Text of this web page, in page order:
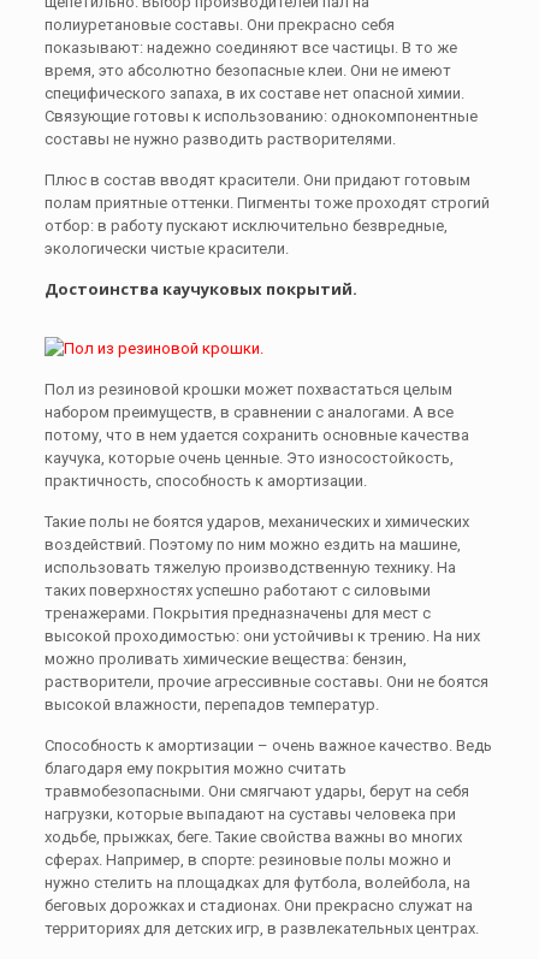
полиуретановые составы. Они прекрасно себя
показывают: надежно соединяют все частицы. В то же
время, это абсолютно безопасные клеи. Они не имеют
специфического запаха, в их составе нет опасной химии.
Связующие готовы к использованию: однокомпонентные
составы не нужно разводить растворителями.
Плюс в состав вводят красители. Они придают готовым
полам приятные оттенки. Пигменты тоже проходят строгий
отбор: в работу пускают исключительно безвредные,
экологически чистые красители.
Достоинства каучуковых покрытий.
Пол из резиновой крошки может похвастаться целым
набором преимуществ, в сравнении с аналогами. А все
потому, что в нем удается сохранить основные качества
каучука, которые очень ценные. Это износостойкость,
практичность, способность к амортизации.
Такие полы не боятся ударов, механических и химических
воздействий. Поэтому по ним можно ездить на машине,
использовать тяжелую производственную технику. На
таких поверхностях успешно работают с силовыми
тренажерами. Покрытия предназначены для мест с
высокой проходимостью: они устойчивы к трению. На них
можно проливать химические вещества: бензин,
растворители, прочие агрессивные составы. Они не боятся
высокой влажности, перепадов температур.
Способность к амортизации – очень важное качество. Ведь
благодаря ему покрытия можно считать
травмобезопасными. Они смягчают удары, берут на себя
нагрузки, которые выпадают на суставы человека при
ходьбе, прыжках, беге. Такие свойства важны во многих
сферах. Например, в спорте: резиновые полы можно и
нужно стелить на площадках для футбола, волейбола, на
беговых дорожках и стадионах. Они прекрасно служат на
территориях для детских игр, в развлекательных центрах.